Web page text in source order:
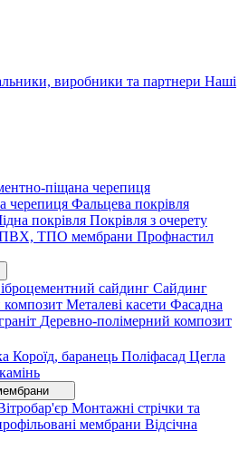
виробники та партнери Наші
піщана черепиця
черепиця Фальцева покрівля
покрівля Покрівля з очерету
ТПО мембрани Профнастил
сайдинг Сайдинг
Металеві касети Фасадна
Деревно-полімерний композит
Короїд, баранець Поліфасад Цегла
Монтажні стрічки та
мембрани Відсічна